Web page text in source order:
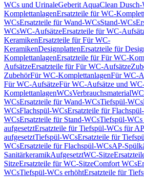
WCs und UrinaleGeberit AquaClean Dusch-
KomplettanlagenErsatzteile für WC-
WCsErsatzteile für Wand-WCsStand-WCs
WCsWC-AufsätzeErsatzteile für WC-
KeramikenErsatzteile für Für WC-
KeramikenDesignplattenErsatzteile für
KomplettanlagenErsatzteile für Für WC-
AufsätzeErsatzteile für Für WC-Aufsätze
ZubehörFür WC-KomplettanlagenFür WC-
Für WC-AufsätzeFür WC-Aufsätze und
KomplettanlagenWCsVerbrauchsmaterial
WCsErsatzteile für Wand-WCsTiefspül-WCs
WCsFlachspül-WCsErsatzteile für
WCsErsatzteile für Stand-WCsTiefspül-
aufgesetztErsatzteile für Tiefspül-WCs für
aufgesetztTiefspül-WCsErsatzteile für
WCsErsatzteile für Flachspül-WCsAP-
SanitärkeramikAufgesetztWC-Sitze
SitzeErsatzteile für WC-SitzeComfort WCs
WCsTiefspül-WCs erhöhtErsatzteile für